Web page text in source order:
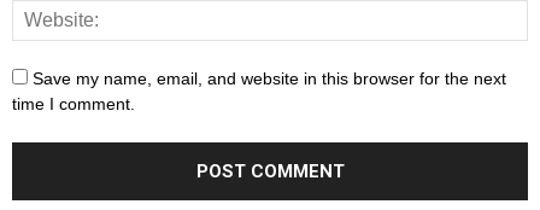
Save my name, email, and website in this browser for the next
time I comment.